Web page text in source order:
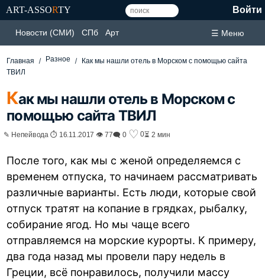
ART-ASSORTY Войти
Новости (СМИ) СПб Арт ☰ Меню
Главная Разное
Как мы нашли отель в Морском с помощью сайта
ТВИЛ
Как мы нашли отель в Морском с
помощью сайта ТВИЛ
✎ Непейвода ⏱ 16.11.2017 👁 77🗨 0 ♡ 0⏳ 2 мин
После того, как мы с женой определяемся с
временем отпуска, то начинаем рассматривать
различные варианты. Есть люди, которые свой
отпуск тратят на копание в грядках, рыбалку,
собирание ягод. Но мы чаще всего
отправляемся на морские курорты. К примеру,
два года назад мы провели пару недель в
Греции, всё понравилось, получили массу